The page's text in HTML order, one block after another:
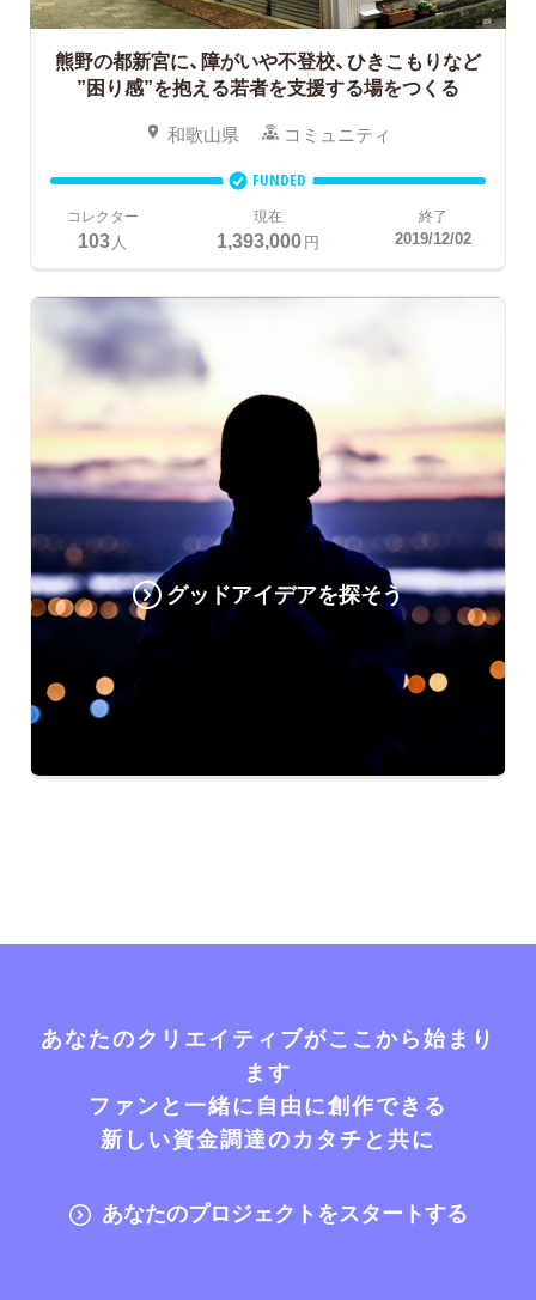
熊野の都新宮に、障がいや不登校、ひきこもりなど
”困り感”を抱える若者を支援する場をつくる
和歌山県 コミュニティ
FUNDED
コレクター
103 人
現在
1,393,000円
終了
2019/12/02
グッドアイデアを探そう
あなたのクリエイティブがここから始まり
ます
ファンと一緒に自由に創作できる
新しい資金調達のカタチと共に
あなたのプロジェクトをスタートする